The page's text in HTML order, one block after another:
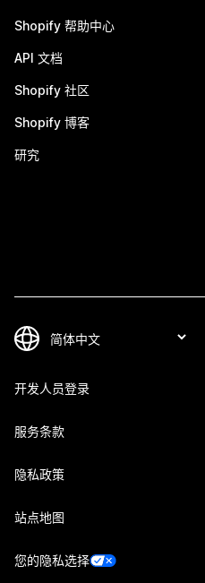
Shopify 帮助中心
API 文档
Shopify 社区
Shopify 博客
研究
开发人员登录
服务条款
隐私政策
站点地图
您的隐私选择